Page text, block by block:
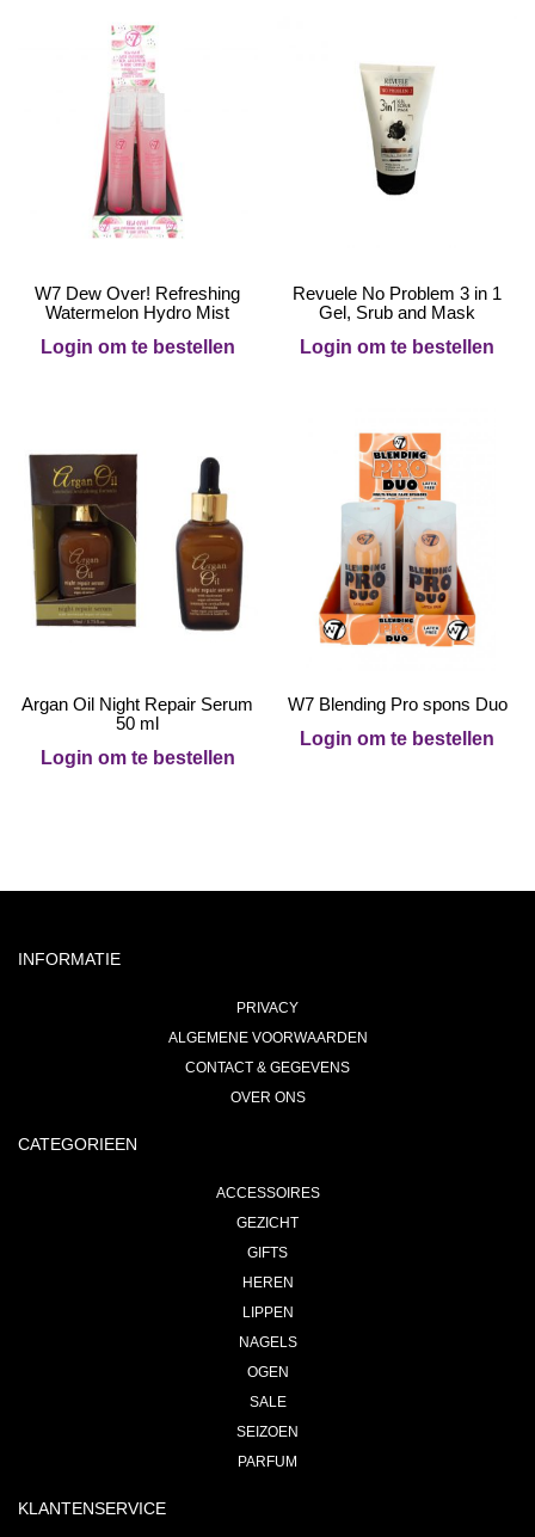
W7 Dew Over! Refreshing
Watermelon Hydro Mist
Login om te bestellen
Revuele No Problem 3 in 1
Gel, Srub and Mask
Login om te bestellen
Argan Oil Night Repair Serum
50 ml
Login om te bestellen
W7 Blending Pro spons Duo
Login om te bestellen
INFORMATIE
PRIVACY
ALGEMENE VOORWAARDEN
CONTACT & GEGEVENS
OVER ONS
CATEGORIEEN
ACCESSOIRES
GEZICHT
GIFTS
HEREN
LIPPEN
NAGELS
OGEN
SALE
SEIZOEN
PARFUM
KLANTENSERVICE